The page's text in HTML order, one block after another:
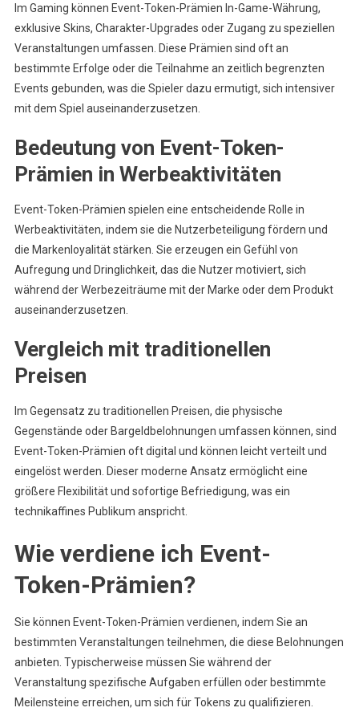
Im Gaming können Event-Token-Prämien In-Game-Währung,
exklusive Skins, Charakter-Upgrades oder Zugang zu speziellen
Veranstaltungen umfassen. Diese Prämien sind oft an
bestimmte Erfolge oder die Teilnahme an zeitlich begrenzten
Events gebunden, was die Spieler dazu ermutigt, sich intensiver
mit dem Spiel auseinanderzusetzen.
Bedeutung von Event-Token-
Prämien in Werbeaktivitäten
Event-Token-Prämien spielen eine entscheidende Rolle in
Werbeaktivitäten, indem sie die Nutzerbeteiligung fördern und
die Markenloyalität stärken. Sie erzeugen ein Gefühl von
Aufregung und Dringlichkeit, das die Nutzer motiviert, sich
während der Werbezeiträume mit der Marke oder dem Produkt
auseinanderzusetzen.
Vergleich mit traditionellen
Preisen
Im Gegensatz zu traditionellen Preisen, die physische
Gegenstände oder Bargeldbelohnungen umfassen können, sind
Event-Token-Prämien oft digital und können leicht verteilt und
eingelöst werden. Dieser moderne Ansatz ermöglicht eine
größere Flexibilität und sofortige Befriedigung, was ein
technikaffines Publikum anspricht.
Wie verdiene ich Event-
Token-Prämien?
Sie können Event-Token-Prämien verdienen, indem Sie an
bestimmten Veranstaltungen teilnehmen, die diese Belohnungen
anbieten. Typischerweise müssen Sie während der
Veranstaltung spezifische Aufgaben erfüllen oder bestimmte
Meilensteine erreichen, um sich für Tokens zu qualifizieren.